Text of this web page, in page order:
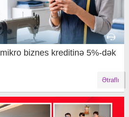
biznes kreditinə 5%-dək
Ətraflı